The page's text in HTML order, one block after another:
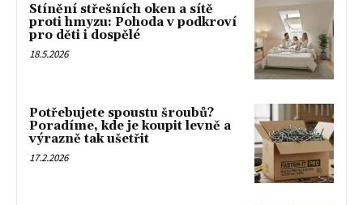
Stínění střešních oken a sítě
proti hmyzu: Pohoda v podkroví
pro děti i dospělé
18.5.2026
Potřebujete spoustu šroubů?
Poradíme, kde je koupit levně a
výrazně tak ušetřit
17.2.2026